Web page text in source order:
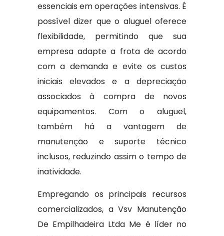
essenciais em operações intensivas. É
possível dizer que o aluguel oferece
flexibilidade, permitindo que sua
empresa adapte a frota de acordo
com a demanda e evite os custos
iniciais elevados e a depreciação
associados à compra de novos
equipamentos. Com o aluguel,
também há a vantagem de
manutenção e suporte técnico
inclusos, reduzindo assim o tempo de
inatividade.
Empregando os principais recursos
comercializados, a Vsv Manutenção
De Empilhadeira Ltda Me é líder no